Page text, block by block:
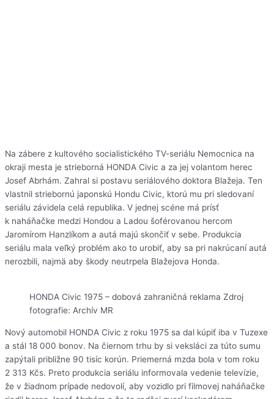
Na zábere z kultového socialistického TV-seriálu Nemocnica na
okraji mesta je strieborná HONDA Civic a za jej volantom herec
Josef Abrhám. Zahral si postavu seriálového doktora Blažeja. Ten
vlastnil striebornú japonskú Hondu Civic, ktorú mu pri sledovaní
seriálu závidela celá republika. V jednej scéne má prísť
k naháňačke medzi Hondou a Ladou šoférovanou hercom
Jaromírom Hanzlíkom a autá majú skončiť v sebe. Produkcia
seriálu mala veľký problém ako to urobiť, aby sa pri nakrúcaní autá
nerozbili, najmä aby škody neutrpela Blažejova Honda.
HONDA Civic 1975 – dobová zahraničná reklama Zdroj
fotografie: Archív MR
Nový automobil HONDA Civic z roku 1975 sa dal kúpiť iba v Tuzexe
a stál 18 000 bonov. Na čiernom trhu by si veksláci za túto sumu
zapýtali približne 90 tisíc korún. Priemerná mzda bola v tom roku
2 313 Kčs. Preto produkcia seriálu informovala vedenie televízie,
že v žiadnom prípade nedovolí, aby vozidlo pri filmovej naháňačke